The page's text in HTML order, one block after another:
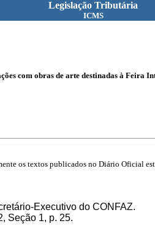
Legislação Tributária
ICMS
com obras de arte destinadas à Feira
os textos publicados no Diário Oficial
Executivo do CONFAZ.
Seção 1, p. 25.